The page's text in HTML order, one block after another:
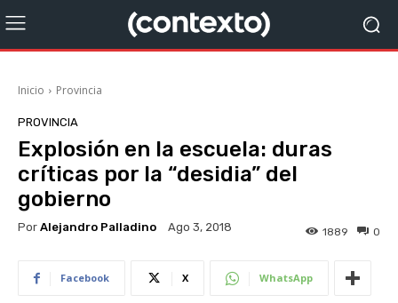
Inicio Provincia
PROVINCIA
Explosión en la escuela: duras
críticas por la “desidia” del
gobierno
Por Alejandro Palladino Ago 3, 2018 0
1889
Facebook X WhatsApp